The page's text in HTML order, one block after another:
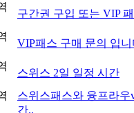
구간권 구입 또는 VIP
VIP패스 구매 문의 입니
스위스 2일 일정 시간
스위스패스와 융프라우
간..